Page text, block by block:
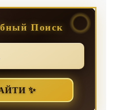
Поиск
✨